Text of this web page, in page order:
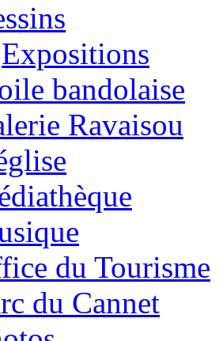
Expositions
bandolaise
Ravaisou
du Tourisme
du Cannet